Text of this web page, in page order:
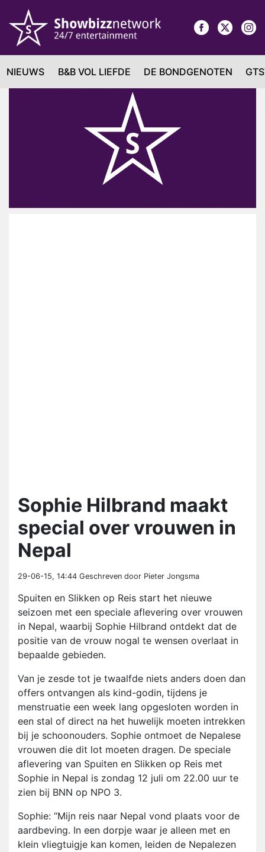
NIEUWS B&B VOL LIEFDE DE BONDGENOTEN
Sophie Hilbrand maakt
special over vrouwen in
Nepal
29-06-15, 14:44 Geschreven door Pieter Jongsma
Spuiten en Slikken op Reis start het nieuwe
seizoen met een speciale aflevering over vrouwen
in Nepal, waarbij Sophie Hilbrand ontdekt dat de
positie van de vrouw nogal te wensen overlaat in
bepaalde gebieden.
Van je zesde tot je twaalfde niets anders doen dan
offers ontvangen als kind-godin, tijdens je
menstruatie een week lang opgesloten worden in
een stal of direct na het huwelijk moeten intrekken
bij je schoonouders. Sophie ontmoet de Nepalese
vrouwen die dit lot moeten dragen. De speciale
aflevering van Spuiten en Slikken op Reis met
Sophie in Nepal is zondag 12 juli om 22.00 uur te
zien bij BNN op NPO 3.
Sophie: “Mijn reis naar Nepal vond plaats voor de
aardbeving. In een dorpje waar je alleen met en
klein vliegtuigje kan komen, leiden de Nepalezen